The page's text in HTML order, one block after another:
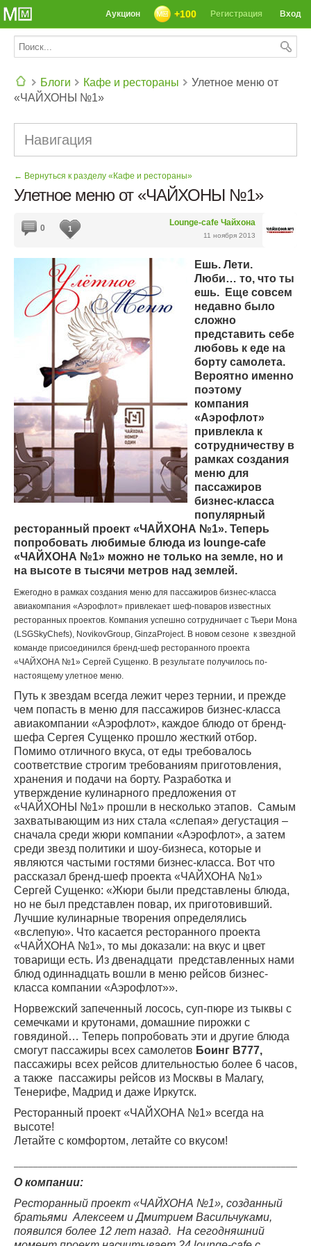
Вход
Регистрация
+100
Аукцион
Блоги Кафе и рестораны
Улетное меню от
«ЧАЙХОНЫ №1»
Навигация
← Вернуться к разделу «Кафе и рестораны»
Улетное меню от «ЧАЙХОНЫ №1»
Lounge-cafe Чайхона
11 ноября 2013
0 1
Ешь. Лети.
Люби… то, что ты
ешь. Еще совсем
недавно было
сложно
представить себе
любовь к еде на
борту самолета.
Вероятно именно
поэтому
компания
«Аэрофлот»
привлекла к
сотрудничеству в
рамках создания
меню для
пассажиров
бизнес-класса
популярный
ресторанный проект «ЧАЙХОНА №1». Теперь
попробовать любимые блюда из lounge-cafe
«ЧАЙХОНА №1» можно не только на земле, но и
на высоте в тысячи метров над землей.
Ежегодно в рамках создания меню для пассажиров бизнес-класса
авиакомпания «Аэрофлот» привлекает шеф-поваров известных
ресторанных проектов. Компания успешно сотрудничает с Тьери Мона
(LSGSkyChefs), NovikovGroup, GinzaProject. В новом сезоне к звездной
команде присоединился бренд-шеф ресторанного проекта
«ЧАЙХОНА №1» Сергей Сущенко. В результате получилось по-
настоящему улетное меню.
Путь к звездам всегда лежит через тернии, и прежде
чем попасть в меню для пассажиров бизнес-класса
авиакомпании «Аэрофлот», каждое блюдо от бренд-
шефа Сергея Сущенко прошло жесткий отбор.
Помимо отличного вкуса, от еды требовалось
соответствие строгим требованиям приготовления,
хранения и подачи на борту. Разработка и
утверждение кулинарного предложения от
«ЧАЙХОНЫ №1» прошли в несколько этапов. Самым
захватывающим из них стала «слепая» дегустация –
сначала среди жюри компании «Аэрофлот», а затем
среди звезд политики и шоу-бизнеса, которые и
являются частыми гостями бизнес-класса. Вот что
рассказал бренд-шеф проекта «ЧАЙХОНА №1»
Сергей Сущенко: «Жюри были представлены блюда,
но не был представлен повар, их приготовивший.
Лучшие кулинарные творения определялись
«вслепую». Что касается ресторанного проекта
«ЧАЙХОНА №1», то мы доказали: на вкус и цвет
товарищи есть. Из двенадцати представленных нами
блюд одиннадцать вошли в меню рейсов бизнес-
класса компании «Аэрофлот»».
Норвежский запеченный лосось, суп-пюре из тыквы с
семечками и крутонами, домашние пирожки с
говядиной… Теперь попробовать эти и другие блюда
смогут пассажиры всех самолетов Боинг B777,
пассажиры всех рейсов длительностью более 6 часов,
а также пассажиры рейсов из Москвы в Малагу,
Тенерифе, Мадрид и даже Иркутск.
Ресторанный проект «ЧАЙХОНА №1» всегда на
высоте!
Летайте с комфортом, летайте со вкусом!
О компании:
Ресторанный проект «ЧАЙХОНА №1», созданный
братьями Алексеем и Дмитрием Васильчуками,
появился более 12 лет назад. На сегодняшний